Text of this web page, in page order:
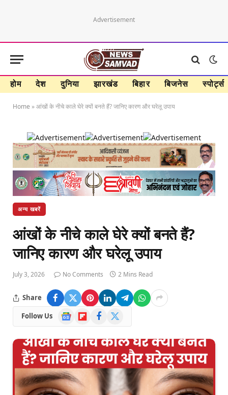
Advertisement
होम देश दुनिया झारखंड बिहार बिजनेस स्पोर्ट्स
Home »आंखों के नीचे काले घेरे क्यों बनते हैं? जानिए कारण और घरेलू उपाय
अन्य खबरें
आंखों के नीचे काले घेरे क्यों बनते हैं?
जानिए कारण और घरेलू उपाय
July 3, 2026 No Comments 2 Mins Read
Share
Follow Us
Google
News
FlipboardFacebook